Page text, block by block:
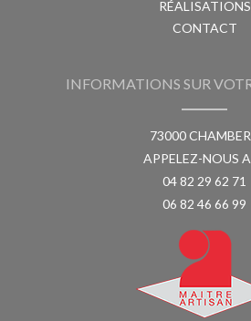
RÉALISATIONS
CONTACT
INFORMATIONS SUR
73000
APPELEZ-NOUS
04 82 29 62 71
06 82 46 66 99